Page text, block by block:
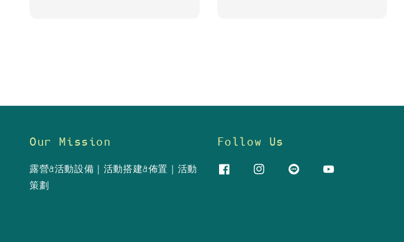
Our Mission
露營&活動設備｜活動搭建&佈置｜活動
策劃
Follow Us